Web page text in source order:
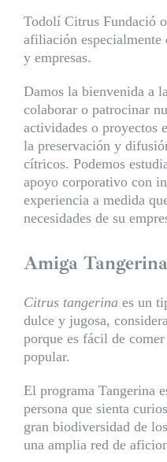
Todolí Citrus Fundació
afiliación especialmente
y empresas.
Damos la bienvenida a
colaborar o patrocinar
actividades o proyectos
la preservación y
cítricos. Podemos
apoyo corporativo con
experiencia a medida
necesidades de su
Amiga Tangerina
Citrus tangerinaes un
dulce y jugosa,
porque es fácil de
popular.
El programa Tangerina
persona que sienta
gran biodiversidad de
una amplia red de